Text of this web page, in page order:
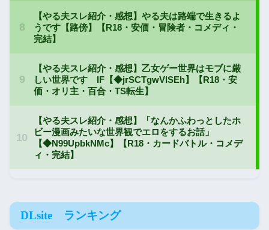
DLsite ランキング